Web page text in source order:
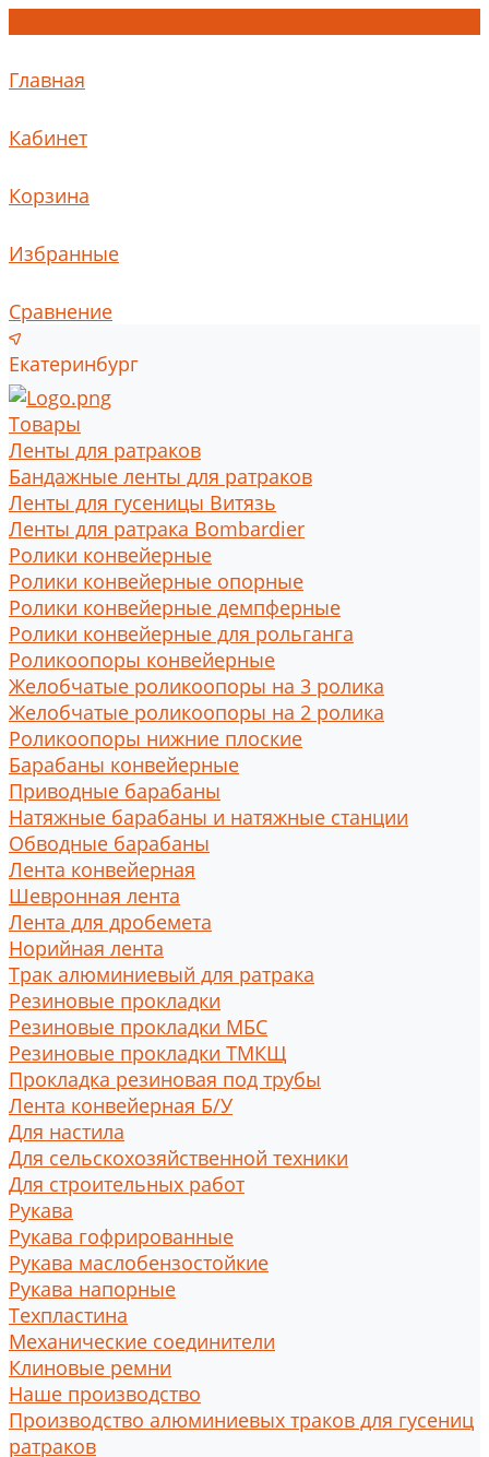
Главная
Кабинет
Корзина
Избранные
Сравнение
Екатеринбург
Товары
Ленты для ратраков
Бандажные ленты для ратраков
Ленты для гусеницы Витязь
Ленты для ратрака Bombardier
Ролики конвейерные
Ролики конвейерные опорные
Ролики конвейерные демпферные
Ролики конвейерные для рольганга
Роликоопоры конвейерные
Желобчатые роликоопоры на 3 ролика
Желобчатые роликоопоры на 2 ролика
Роликоопоры нижние плоские
Барабаны конвейерные
Приводные барабаны
Натяжные барабаны и натяжные станции
Обводные барабаны
Лента конвейерная
Шевронная лента
Лента для дробемета
Норийная лента
Трак алюминиевый для ратрака
Резиновые прокладки
Резиновые прокладки МБС
Резиновые прокладки ТМКЩ
Прокладка резиновая под трубы
Лента конвейерная Б/У
Для настила
Для сельскохозяйственной техники
Для строительных работ
Рукава
Рукава гофрированные
Рукава маслобензостойкие
Рукава напорные
Техпластина
Механические соединители
Клиновые ремни
Наше производство
Производство алюминиевых траков для гусениц
ратраков